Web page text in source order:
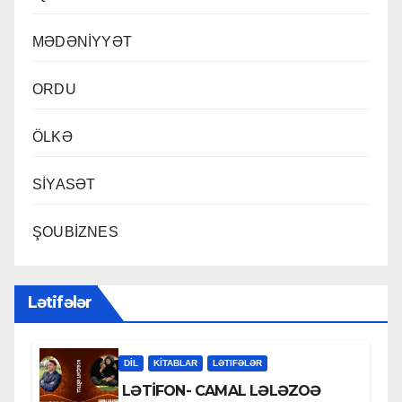
MƏDƏNİYYƏT
ORDU
ÖLKƏ
SİYASƏT
ŞOUBİZNES
Lətifələr
DİL KİTABLAR LƏTIFƏLƏR
LƏTİFON- CAMAL LƏLƏZOƏ